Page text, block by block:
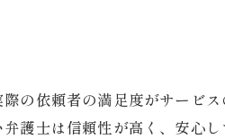
弁護士費用の比較で
の依頼者の満足度がサービ
護士は信頼性が高く、安心